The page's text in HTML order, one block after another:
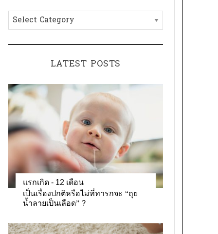
r
C
a
t
o
r
i
e
s
LATEST POSTS
แรกเกิด - 12 เดือน
เป็นเรื่องปกติหรือไม่ที่ทารกจะ “ถุย
น้ำลายเป็นเลือด” ?